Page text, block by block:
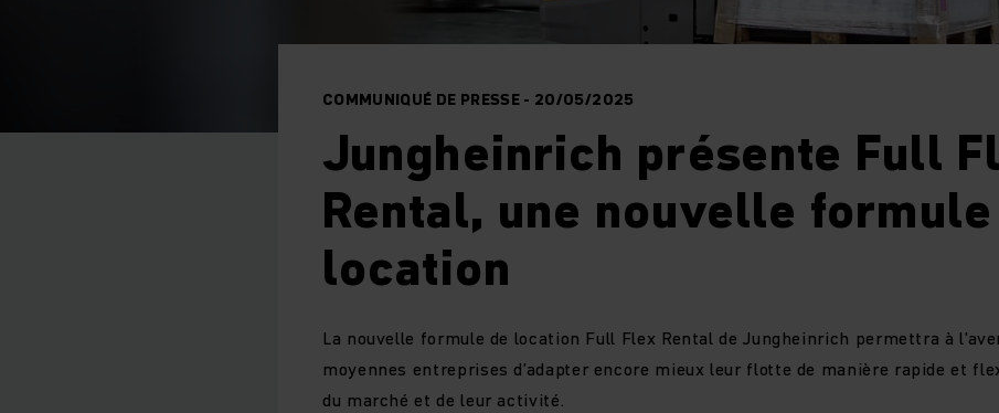
COMMUNIQUÉ DE PRESSE - 20/05/2025
Jungheinrich présente Full
Rental, une nouvelle
location
La nouvelle formule de location Full Flex Rental de Jungheinrich permettra à
moyennes entreprises d’adapter encore mieux leur flotte de manière rapide et
du marché et de leur activité.